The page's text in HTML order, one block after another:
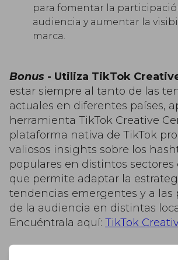
para fomentar la
audiencia y aumentar la
marca.
Bonus - Utiliza TikTok
estar siempre al tanto de las
actuales en diferentes países,
herramienta TikTok Creative
plataforma nativa de TikTok
valiosos insights sobre los
populares en distintos sectores
que permite adaptar la
tendencias emergentes y a las
de la audiencia en distintas
Encuéntrala aquí: TikTok